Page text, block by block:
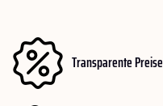
Transparente Preise